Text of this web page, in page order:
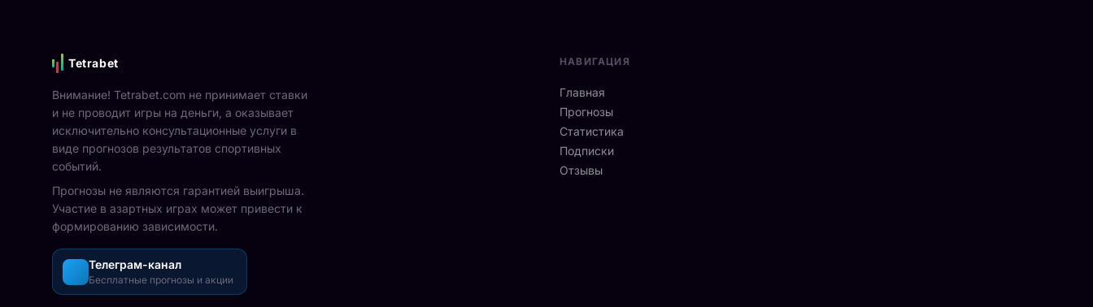
Tetrabet
Внимание! Tetrabet.com не принимает ставки
и не проводит игры на деньги, а оказывает
исключительно консультационные услуги в
виде прогнозов результатов спортивных
событий.
Прогнозы не являются гарантией выигрыша.
Участие в азартных играх может привести к
формированию зависимости.
Телеграм-канал
Бесплатные прогнозы и акции
НАВИГАЦИЯ
Главная
Прогнозы
Статистика
Подписки
Отзывы